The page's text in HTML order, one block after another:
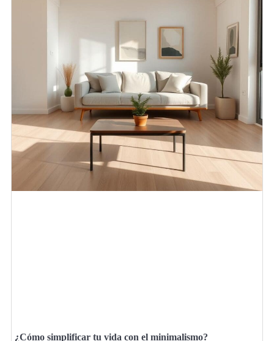
¿Cómo simplificar tu vida con el minimalismo?